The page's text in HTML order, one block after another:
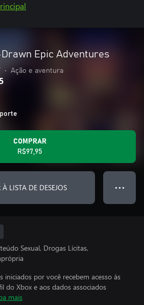
Epic Adventures
• Ação e aventura
COMPRAR
R$97,95
LISTA DE DESEJOS ● ● ●
Sexual, Drogas Lícitas,
iniciados por você recebem acesso às
do Xbox e aos dados associados
mais